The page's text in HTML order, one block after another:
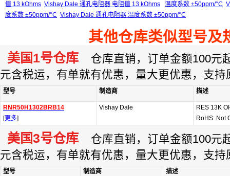
值 13 kOhms Vishay Dale 通孔电阻器 电阻值 13 kOhms 温度系数 ±50ppm/°C
度系数 ±50ppm/°C Vishay Dale 通孔电阻器 温度系数 ±50ppm/°C
其他仓库类似型号及
美国1号仓库 仓库直销，订单金额100元
元含税运，有单就有优惠，量大更优惠，支持
型号 制造商 描述
RNR50H1302BRB14
[更多]
Vishay Dale
RES 13K
RoHS: Not
美国3号仓库 仓库直销，订单金额100元
元含税运，有单就有优惠，量大更优惠，支持
型号 制造商 描述